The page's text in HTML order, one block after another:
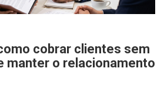
cobrar clientes sem
manter o relacionamento